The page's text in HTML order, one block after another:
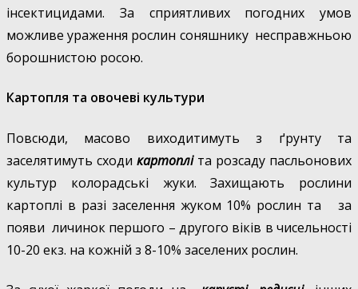
інсектицидами. За сприятливих погодних умов
можливе ураження рослин соняшнику несправжньою
борошнистою росою.
Картопля та овочеві культури
Повсюди, масово виходитимуть з ґрунту та
заселятимуть сходи картоплі та розсаду пасльонових
культур колорадські жуки. Захищають рослини
картоплі в разі заселення жуком 10% рослин та за
появи личинок першого – другого віків в чисельності
10-20 екз. на кожній з 8-10% заселених рослин.